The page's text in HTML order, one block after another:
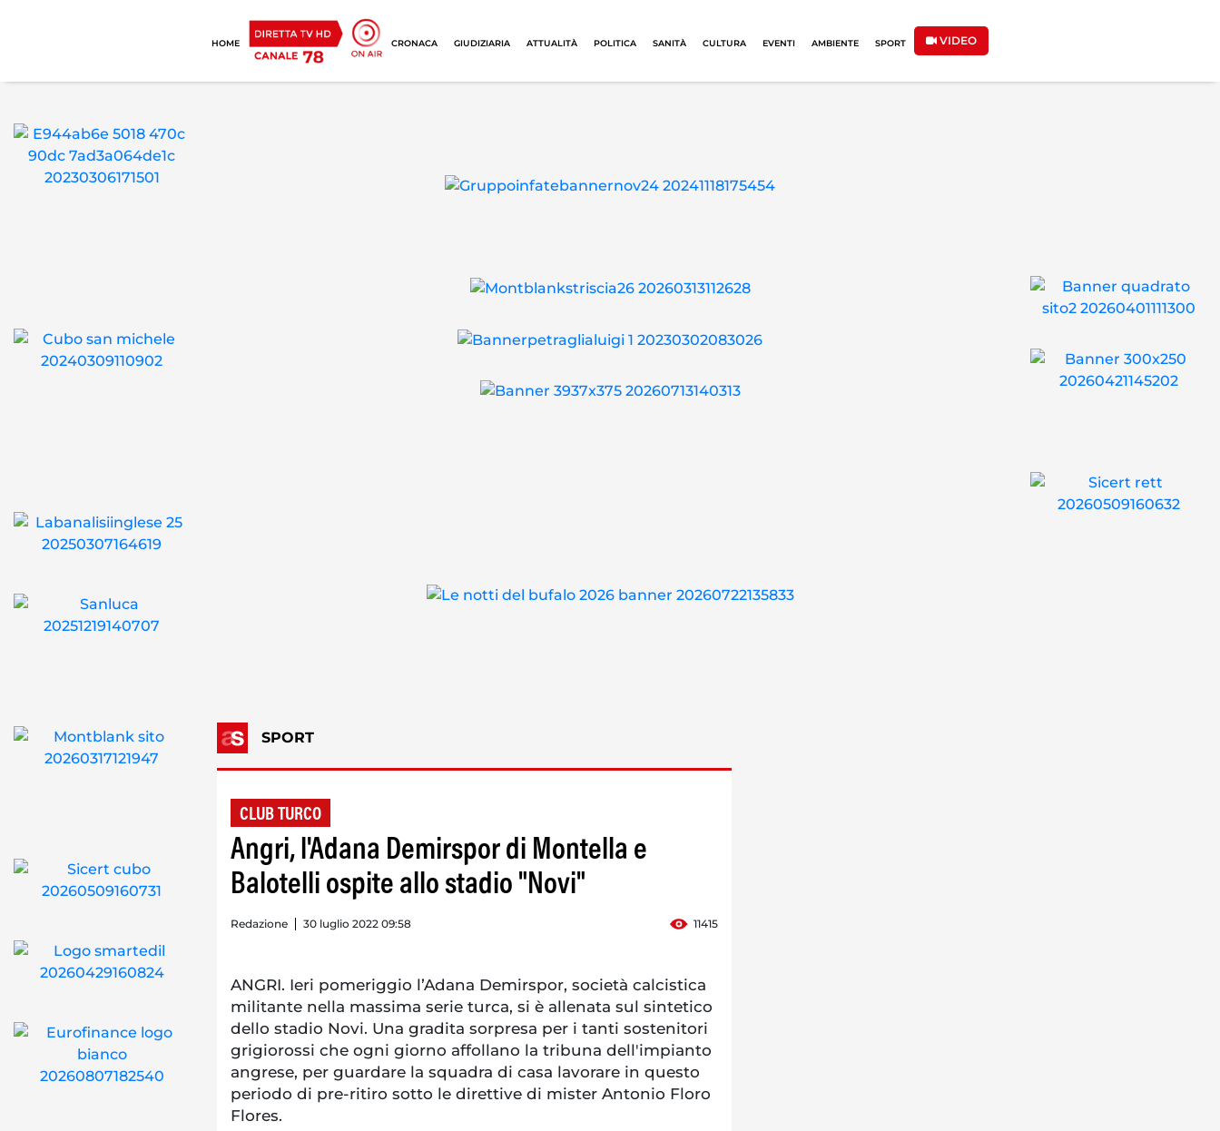
HOME CRONACA GIUDIZIARIA ATTUALITÀ POLITICA SANITÀ CULTURA EVENTI AMBIENTE SPORT VIDEO
SPORT
CLUB TURCO
Angri, l'Adana Demirspor di Montella e
Balotelli ospite allo stadio "Novi"
Redazione 30 luglio 2022 09:58 11415
ANGRI. Ieri pomeriggio l’Adana Demirspor, società calcistica
militante nella massima serie turca, si è allenata sul sintetico
dello stadio Novi. Una gradita sorpresa per i tanti sostenitori
grigiorossi che ogni giorno affollano la tribuna dell'impianto
angrese, per guardare la squadra di casa lavorare in questo
periodo di pre-ritiro sotto le direttive di mister Antonio Floro
Flores.